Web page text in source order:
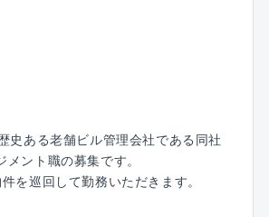
のない体験です。そんなお客様の
とことん聞き、そのこだわりをゼ
めに、プロジェクトの進行を管理
ます。
いただく時、この上ないやりがい
とどまらず事務所や工場・店舗など
事も多く請け負っております。
せ、お客様からのニーズも変化し、
史ある老舗ビル管理会社である同社
ント職の募集です。
を巡回して勤務いただきます。